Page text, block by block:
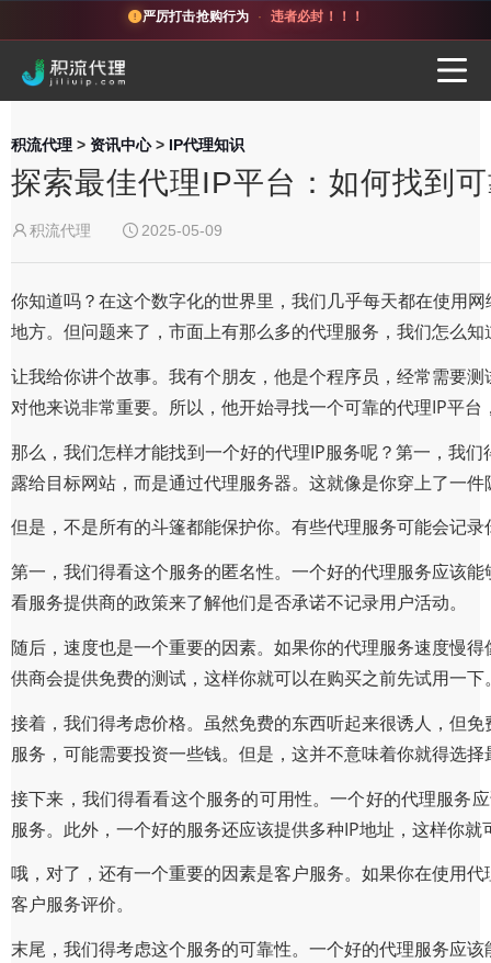
严厉打击抢购行为 · 违者必封！！！
积流代理 > 资讯中心> IP代理知识
探索最佳代理IP平台：如何找到
积流代理 2025-05-09
你知道吗？在这个数字化的世界里，我们几乎每天都在使用
地方。但问题来了，市面上有那么多的代理服务，我们怎么
让我给你讲个故事。我有个朋友，他是个程序员，经常需要
对他来说非常重要。所以，他开始寻找一个可靠的代理IP平
那么，我们怎样才能找到一个好的代理IP服务呢？第一，我
露给目标网站，而是通过代理服务器。这就像是你穿上了一
但是，不是所有的斗篷都能保护你。有些代理服务可能会记
第一，我们得看这个服务的匿名性。一个好的代理服务应该
看服务提供商的政策来了解他们是否承诺不记录用户活动。
随后，速度也是一个重要的因素。如果你的代理服务速度慢
供商会提供免费的测试，这样你就可以在购买之前先试用一下
接着，我们得考虑价格。虽然免费的东西听起来很诱人，但
服务，可能需要投资一些钱。但是，这并不意味着你就得选
接下来，我们得看看这个服务的可用性。一个好的代理服务
服务。此外，一个好的服务还应该提供多种IP地址，这样你
哦，对了，还有一个重要的因素是客户服务。如果你在使用
客户服务评价。
末尾，我们得考虑这个服务的可靠性。一个好的代理服务应